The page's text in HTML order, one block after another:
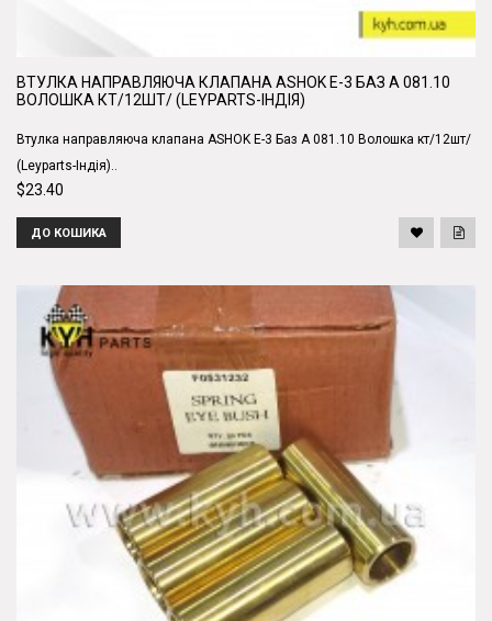
ВТУЛКА НАПРАВЛЯЮЧА КЛАПАНА ASHOK E-3 БАЗ А 081.10
ВОЛОШКА КТ/12ШТ/ (LEYPARTS-ІНДІЯ)
Втулка направляюча клапана ASHOK E-3 Баз А 081.10 Волошка кт/12шт/
(Leyparts-Індія)..
$23.40
ДО КОШИКА